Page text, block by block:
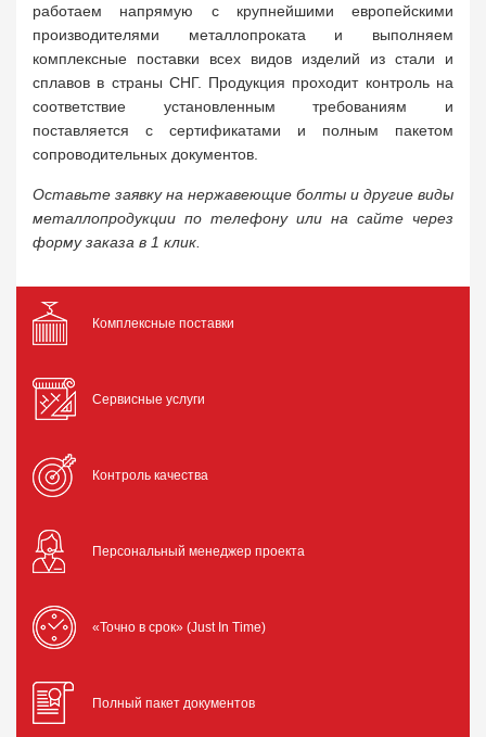
работаем напрямую с крупнейшими европейскими
производителями металлопроката и выполняем
комплексные поставки всех видов изделий из стали и
сплавов в страны СНГ. Продукция проходит контроль на
соответствие установленным требованиям и
поставляется с сертификатами и полным пакетом
сопроводительных документов.
Оставьте заявку на нержавеющие болты и другие виды
металлопродукции по телефону или на сайте через
форму заказа в 1 клик.
Комплексные поставки
Сервисные услуги
Контроль качества
Персональный менеджер проекта
«Точно в срок» (Just In Time)
Полный пакет документов